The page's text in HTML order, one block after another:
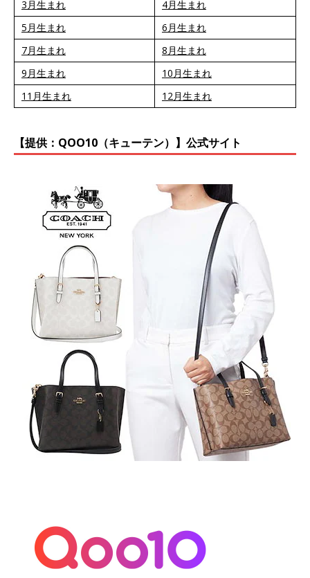
3月生まれ
4月生まれ
5月生まれ
6月生まれ
7月生まれ
8月生まれ
9月生まれ
10月生まれ
11月生まれ
12月生まれ
【提供：QOO10（キューテン）】公式サイト